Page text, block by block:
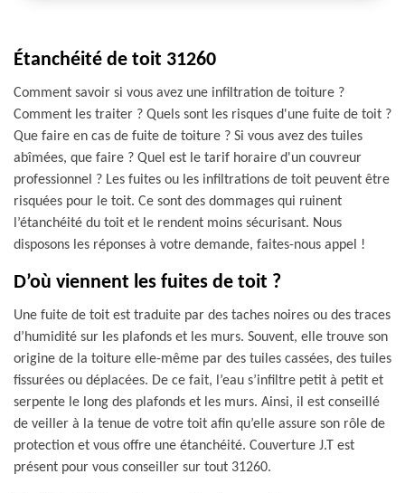
Étanchéité de toit 31260
Comment savoir si vous avez une infiltration de toiture ?
Comment les traiter ? Quels sont les risques d'une fuite de toit ?
Que faire en cas de fuite de toiture ? Si vous avez des tuiles
abîmées, que faire ? Quel est le tarif horaire d'un couvreur
professionnel ? Les fuites ou les infiltrations de toit peuvent être
risquées pour le toit. Ce sont des dommages qui ruinent
l’étanchéité du toit et le rendent moins sécurisant. Nous
disposons les réponses à votre demande, faites-nous appel !
D’où viennent les fuites de toit ?
Une fuite de toit est traduite par des taches noires ou des traces
d’humidité sur les plafonds et les murs. Souvent, elle trouve son
origine de la toiture elle-même par des tuiles cassées, des tuiles
fissurées ou déplacées. De ce fait, l’eau s’infiltre petit à petit et
serpente le long des plafonds et les murs. Ainsi, il est conseillé
de veiller à la tenue de votre toit afin qu’elle assure son rôle de
protection et vous offre une étanchéité. Couverture J.T est
présent pour vous conseiller sur tout 31260.